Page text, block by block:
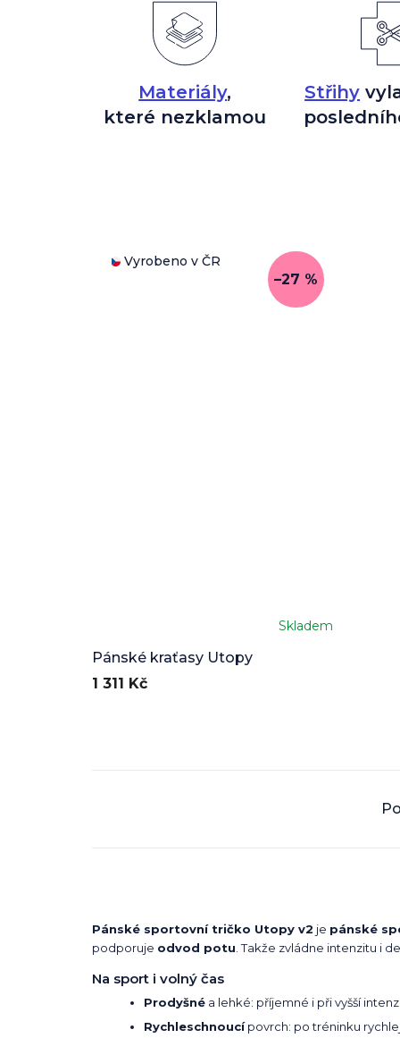
Materiály,
které nezklamou
Střihy
Vyrobeno v ČR
–27 %
Pánské kraťasy Utopy
Skladem
1 311 Kč
Pánské sportovní tričko Utopy v2 je pánské
podporuje odvod potu . Takže zvládne intenzitu i
Na sport i volný čas
Prodyšné a lehké: příjemné i při vyšší
Rychleschnoucípovrch: po tréninku